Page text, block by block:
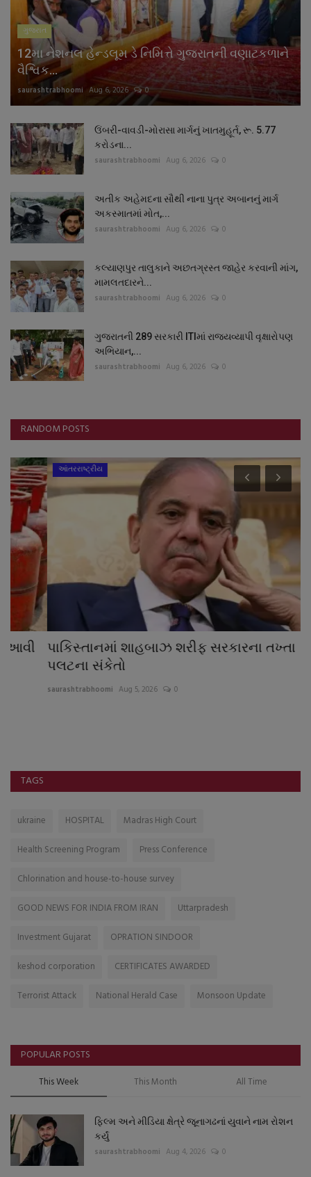
ગુજરાત
12મા નેશનલ હેન્ડલૂમ ડે નિમિત્તે ગુજરાતની વણાટકળાને
વૈશ્વિક...
saurashtrabhoomi Aug 6, 2026 0
ઉંબરી-વાવડી-મોરાસા માર્ગનું ખાતમુહૂર્ત, રૂ. 5.77
કરોડના...
saurashtrabhoomi Aug 6, 2026 0
અતીક અહેમદના સૌથી નાના પુત્ર અબાનનું માર્ગ
અકસ્માતમાં મોત,...
saurashtrabhoomi Aug 6, 2026 0
કલ્યાણપુર તાલુકાને અછતગ્રસ્ત જાહેર કરવાની માંગ,
મામલતદારને...
saurashtrabhoomi Aug 6, 2026 0
ગુજરાતની 289 સરકારી ITIમાં રાજ્યવ્યાપી વૃક્ષારોપણ
અભિયાન,...
saurashtrabhoomi Aug 6, 2026 0
RANDOM POSTS
આંતરરાષ્ટ્રીય
પાકિસ્તાનમાં શાહબાઝ શરીફ સરકારના તખ્તા
પલટના સંકેતો
saurashtrabhoomi Aug 5, 2026 0
TAGS
ukraine HOSPITAL
Madras High Court
Health Screening Program
Press Conference
Chlorination and house-to-house survey
GOOD NEWS FOR INDIA FROM IRAN
Uttarpradesh
Investment Gujarat
OPRATION SINDOOR
keshod corporation
CERTIFICATES AWARDED
Terrorist Attack
National Herald Case Monsoon Update
POPULAR POSTS
This Week This Month All Time
ફિલ્મ અને મીડિયા ક્ષેત્રે જૂનાગઢનાં યુવાને નામ રોશન
કર્યું
saurashtrabhoomi Aug 4, 2026 0